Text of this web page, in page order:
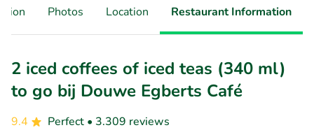
Photos Location Restaurant Information
2 iced coffees of iced teas (340 ml)
to go bij Douwe Egberts Café
9.4 Perfect • 3.309 reviews